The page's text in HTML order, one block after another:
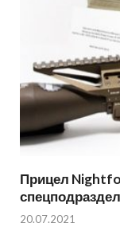
Прицел
20.07.2021